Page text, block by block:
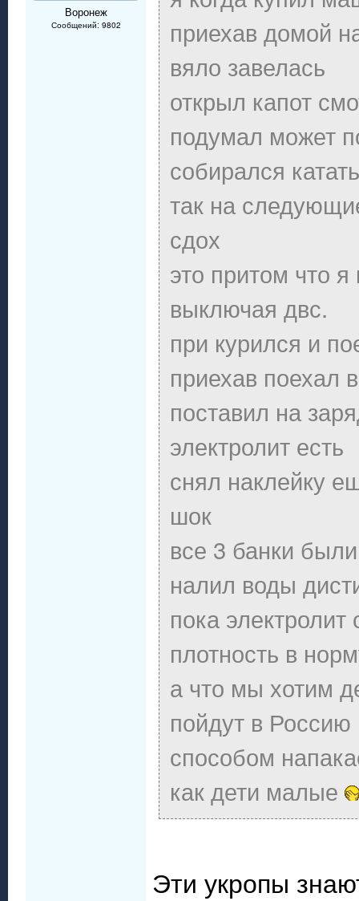
Воронеж
Сообщений: 9802
приехав домой
вяло завелась
открыл капот
подумал может
собирался
так на
сдох
это притом что
выключая двс.
при курился и
приехав поехал
поставил на
электролит есть
снял наклейку
шок
все 3 банки
налил воды
пока
плотность в
а что мы хотим
пойдут в
способом
как дети малые
Эти укропы